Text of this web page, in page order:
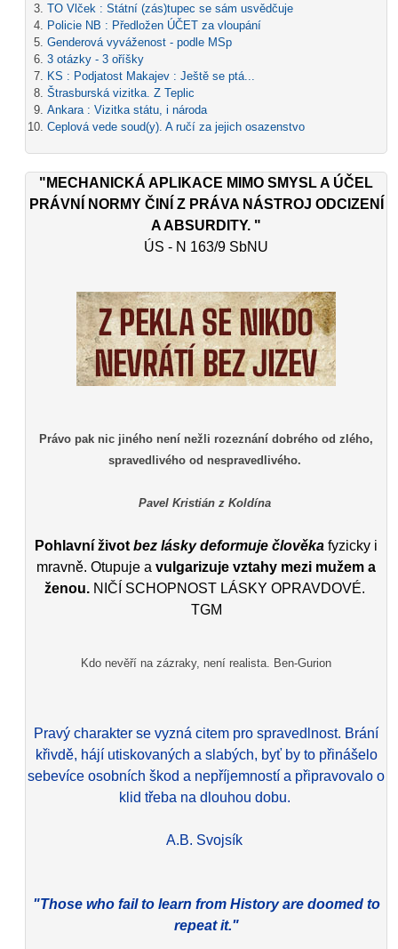
TO Vlček : Státní (zás)tupec se sám usvědčuje
Policie NB : Předložen ÚČET za vloupání
Genderová vyváženost - podle MSp
3 otázky - 3 oříšky
KS : Podjatost Makajev : Ještě se ptá...
Štrasburská vizitka. Z Teplic
Ankara : Vizitka státu, i národa
Ceplová vede soud(y). A ručí za jejich osazenstvo
"MECHANICKÁ APLIKACE MIMO SMYSL A ÚČEL
PRÁVNÍ NORMY ČINÍ Z PRÁVA NÁSTROJ ODCIZENÍ
A ABSURDITY. "
ÚS - N 163/9 SbNU
Právo pak nic jiného není nežli rozeznání dobrého od zlého,
spravedlivého od nespravedlivého.
Pavel Kristián z Koldína
Pohlavní život bez lásky deformuje člověka fyzicky i
mravně. Otupuje avulgarizuje vztahy mezi mužem a
ženou. NIČÍ SCHOPNOST LÁSKY OPRAVDOVÉ.
TGM
Kdo nevěří na zázraky, není realista. Ben-Gurion
Pravý charakter se vyzná citem pro spravedlnost. Brání
křivdě, hájí utiskovaných a slabých, byť by to přinášelo
sebevíce osobních škod a nepříjemností a připravovalo o
klid třeba na dlouhou dobu.
A.B. Svojsík
"Those who fail to learn from History are doomed to
repeat it."